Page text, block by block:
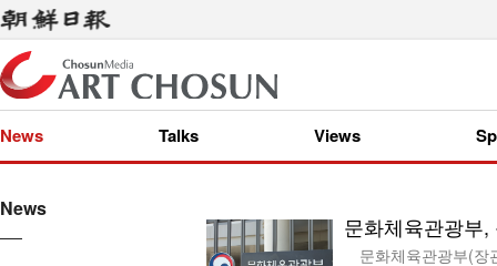
News Talks Views
News
문화체육관광부
문화체육관광부(장